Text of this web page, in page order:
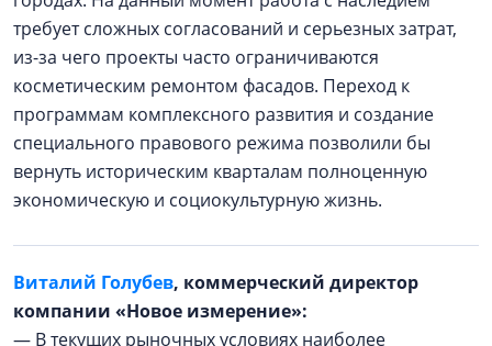
требует сложных согласований и серьезных затрат,
из-за чего проекты часто ограничиваются
косметическим ремонтом фасадов. Переход к
программам комплексного развития и создание
специального правового режима позволили бы
вернуть историческим кварталам полноценную
экономическую и социокультурную жизнь.
Виталий Голубев, коммерческий директор
компании «Новое измерение»:
— В текущих рыночных условиях наиболее